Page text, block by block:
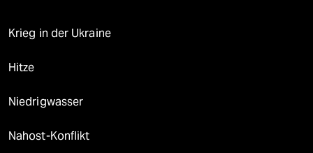
Krieg in der Ukraine
Hitze
Niedrigwasser
Nahost-Konflikt